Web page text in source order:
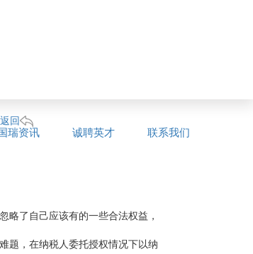
瑞资讯 诚聘英才 联系我们
返回
略了自己应该有的一些合法权益，
题，在纳税人委托授权情况下以纳